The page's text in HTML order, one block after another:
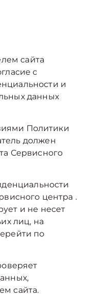
сайта
с
и
данных
Политики
должен
Сервисного
центра .
и не несет
лиц, на
по
сайта.